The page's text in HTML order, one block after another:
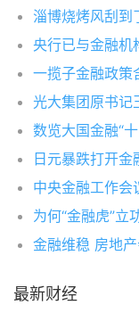
淄博烧烤风刮到
央行已与金融机
一揽子金融政策
光大集团原书记
数览大国金融“
日元暴跌打开
中央金融工作会
为何“金融虎”立
金融维稳 房地
最新财经